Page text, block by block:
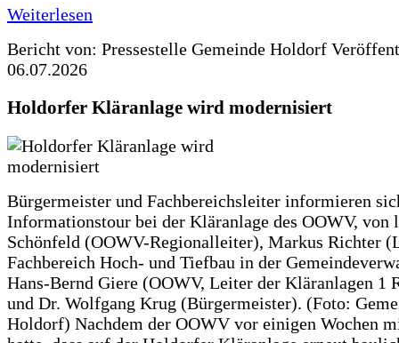
Weiterlesen
Bericht von: Pressestelle Gemeinde Holdorf
06.07.2026
Holdorfer Kläranlage wird modernisiert
Bürgermeister und Fachbereichsleiter informieren
Informationstour bei der Kläranlage des OOWV, von
Schönfeld (OOWV-Regionalleiter), Markus Richter
Fachbereich Hoch- und Tiefbau in der
Hans-Bernd Giere (OOWV, Leiter der Kläranlagen 1
und Dr. Wolfgang Krug (Bürgermeister). (Foto:
Holdorf) Nachdem der OOWV vor einigen Wochen